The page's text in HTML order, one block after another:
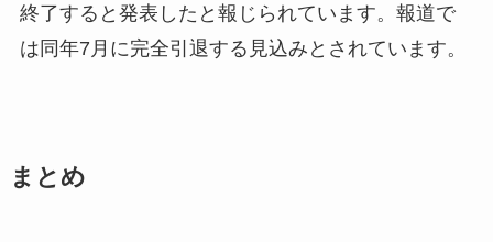
終了すると発表したと報じられています。報道で
は同年7月に完全引退する見込みとされています。
まとめ